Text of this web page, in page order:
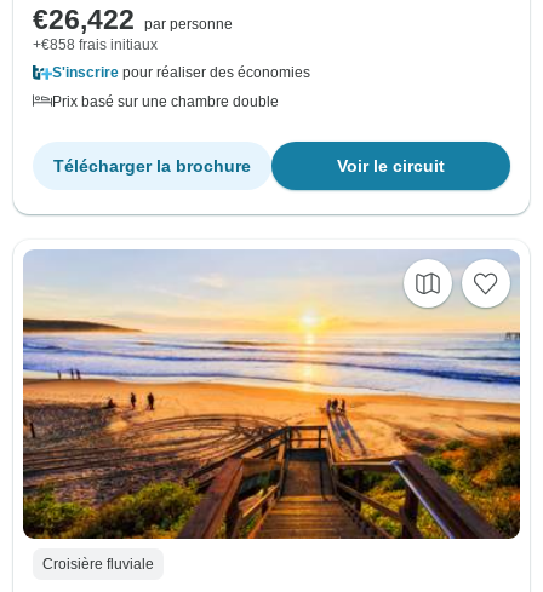
€26,422
par personne
+€858 frais initiaux
S'inscrire pour réaliser des économies
Prix basé sur une chambre double
Voir le circuit
Télécharger la brochure
Croisière fluviale